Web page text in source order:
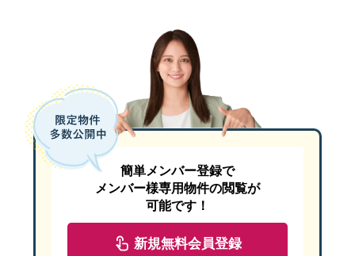
簡単メンバー登録で
メンバー様専用物件の閲覧が
可能です！
新規無料会員登録